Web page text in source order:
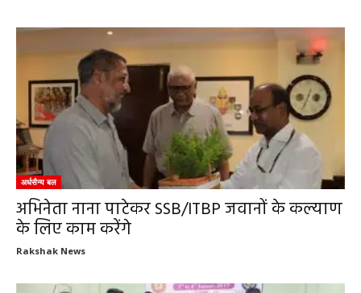
अर्धसैन्य बल
अभिनेता नाना पाटेकर SSB/ITBP जवानों के कल्याण
के लिए काम करेंगे
Rakshak News